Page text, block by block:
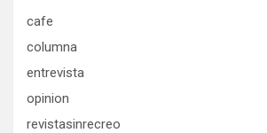
cafe
columna
entrevista
opinion
revistasinrecreo